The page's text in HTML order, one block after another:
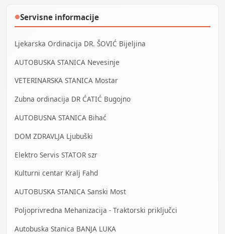
●Servisne informacije
Ljekarska Ordinacija DR. ŠOVIĆ Bijeljina
AUTOBUSKA STANICA Nevesinje
VETERINARSKA STANICA Mostar
Zubna ordinacija DR ĆATIĆ Bugojno
AUTOBUSNA STANICA Bihać
DOM ZDRAVLJA Ljubuški
Elektro Servis STATOR szr
Kulturni centar Kralj Fahd
AUTOBUSKA STANICA Sanski Most
Poljoprivredna Mehanizacija - Traktorski priključci
Autobuska Stanica BANJA LUKA